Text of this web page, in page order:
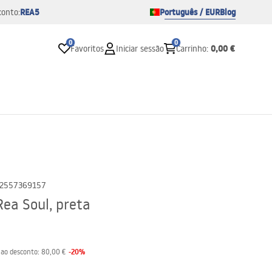
REA5 Português / EURBlog
0
Favoritos Iniciar sessão
0
Carrinho: 0,00 €
Soul, preta
desconto: 80,00 € -20%